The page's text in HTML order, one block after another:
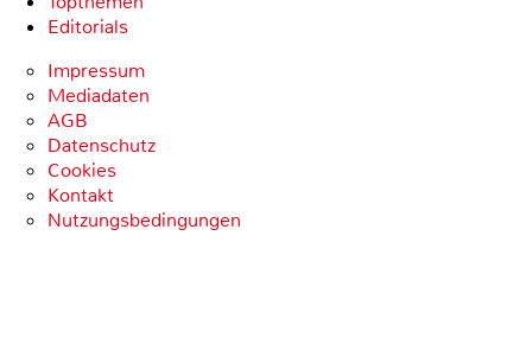
Editorials
Impressum
Mediadaten
AGB
Datenschutz
Cookies
Kontakt
Nutzungsbedingungen